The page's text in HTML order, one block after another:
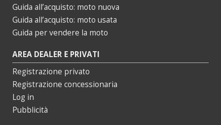
Guida all’acquisto: moto nuova
Guida all’acquisto: moto usata
Guida per vendere la moto
AREA DEALER E PRIVATI
Registrazione privato
Registrazione concessionaria
Log in
Pubblicità